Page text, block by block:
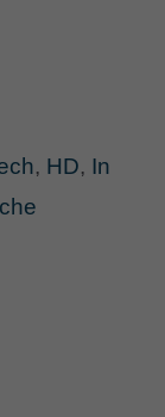
, HD, In